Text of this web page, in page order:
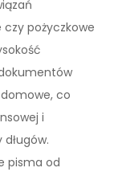
pożyczkowe
co
i
pisma od